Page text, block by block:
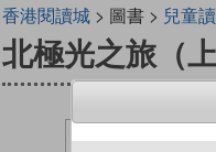
香港閱讀城> 圖書 > 兒童
北極光之旅（上